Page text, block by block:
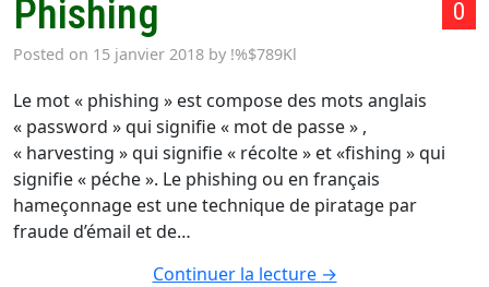
0
Phishing
Posted on 15 janvier 2018 by !%$789Kl
Le mot « phishing » est compose des mots anglais
« password » qui signifie « mot de passe » ,
« harvesting » qui signifie « récolte » et «fishing » qui
signifie « péche ». Le phishing ou en français
hameçonnage est une technique de piratage par
fraude d’émail et de…
Continuer la lecture →